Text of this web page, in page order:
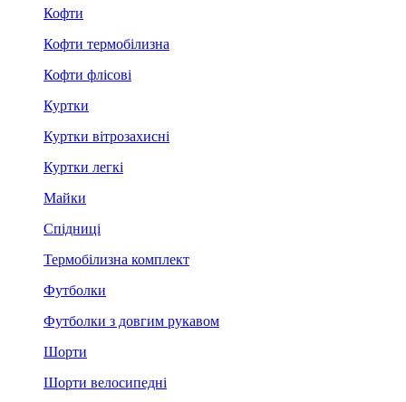
Кофти
Кофти термобілизна
Кофти флісові
Куртки
Куртки вітрозахисні
Куртки легкі
Майки
Спідниці
Термобілизна комплект
Футболки
Футболки з довгим рукавом
Шорти
Шорти велосипедні